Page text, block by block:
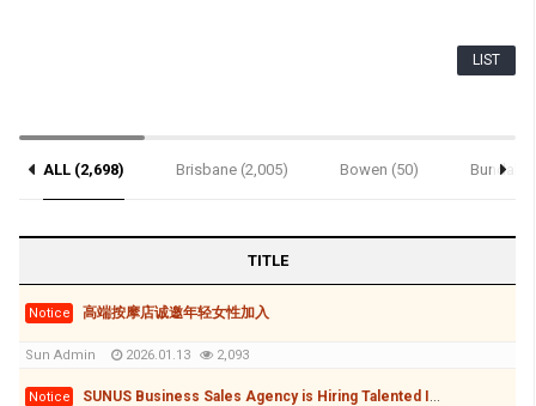
LIST
ALL (2,698) Brisbane (2,005) Bowen (50)
TITLE
Notice 高端按摩店诚邀年轻女性加入
Sun Admin 2026.01.13 2,093
Notice SUNUS Business Sales Agency is Hiring Talented Individuals to Grow Together!